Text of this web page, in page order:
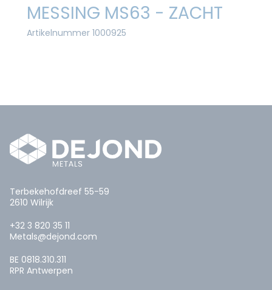
MESSING MS63 - ZACHT
Artikelnummer 1000925
Terbekehofdreef 55-59
2610 Wilrijk
+32 3 820 35 11
Metals@dejond.com
BE 0818.310.311
RPR Antwerpen